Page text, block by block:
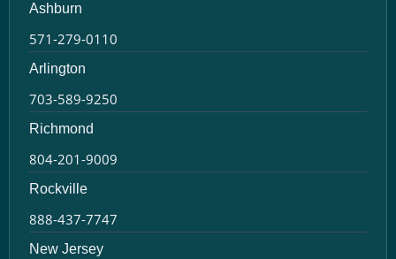
Ashburn
571-279-0110
Arlington
703-589-9250
Richmond
804-201-9009
Rockville
888-437-7747
New Jersey